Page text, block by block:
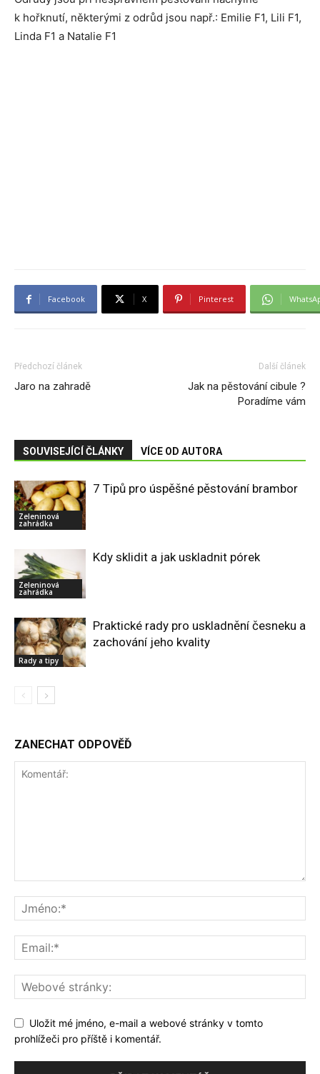
k hořknutí, některými z odrůd jsou např.: Emilie F1, Lili F1,
Linda F1 a Natalie F1
Facebook X Pinterest
Předchozí článek
Jaro na zahradě
Další článek
Jak na pěstování cibule ?
Poradíme vám
SOUVISEJÍCÍ ČLÁNKY VÍCE OD AUTORA
Zeleninová
zahrádka
7 Tipů pro úspěšné pěstování brambor
Zeleninová
zahrádka
Kdy sklidit a jak uskladnit pórek
Rady a tipy
Praktické rady pro uskladnění česneku a
zachování jeho kvality
ZANECHAT ODPOVĚĎ
Uložit mé jméno, e-mail a webové stránky v tomto
prohlížeči pro příště i komentář.